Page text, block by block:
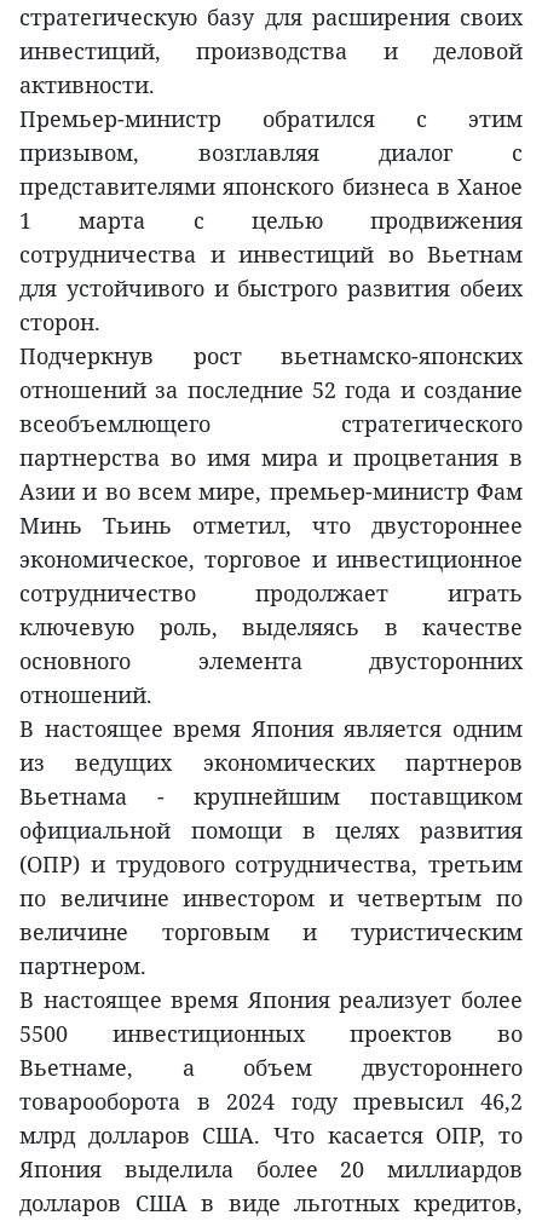
стратегическую базу для расширения своих
инвестиций, производства и деловой
активности.
Премьер-министр обратился с этим
призывом, возглавляя диалог с
представителями японского бизнеса в Ханое
1 марта с целью продвижения
сотрудничества и инвестиций во Вьетнам
для устойчивого и быстрого развития обеих
сторон.
Подчеркнув рост вьетнамско-японских
отношений за последние 52 года и создание
всеобъемлющего стратегического
партнерства во имя мира и процветания в
Азии и во всем мире, премьер-министр Фам
Минь Тьинь отметил, что двустороннее
экономическое, торговое и инвестиционное
сотрудничество продолжает играть
ключевую роль, выделяясь в качестве
основного элемента двусторонних
отношений.
В настоящее время Япония является одним
из ведущих экономических партнеров
Вьетнама - крупнейшим поставщиком
официальной помощи в целях развития
(ОПР) и трудового сотрудничества, третьим
по величине инвестором и четвертым по
величине торговым и туристическим
партнером.
В настоящее время Япония реализует более
5500 инвестиционных проектов во
Вьетнаме, а объем двустороннего
товарооборота в 2024 году превысил 46,2
млрд долларов США. Что касается ОПР, то
Япония выделила более 20 миллиардов
долларов США в виде льготных кредитов,